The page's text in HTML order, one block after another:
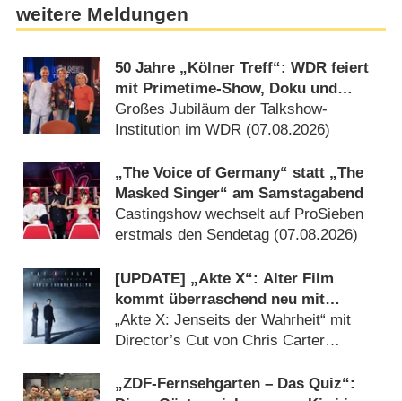
weitere Meldungen
50 Jahre „Kölner Treff“: WDR feiert
mit Primetime-Show, Doku und
Rückblicken
Großes Jubiläum der Talkshow-
Institution im WDR (07.08.2026)
„The Voice of Germany“ statt „The
Masked Singer“ am Samstagabend
Castingshow wechselt auf ProSieben
erstmals den Sendetag (07.08.2026)
[UPDATE] „Akte X“: Alter Film
kommt überraschend neu mit
deutlich mehr Horror
„Akte X: Jenseits der Wahrheit“ mit
Director’s Cut von Chris Carter
„ZDF-Fernsehgarten – Das Quiz“: